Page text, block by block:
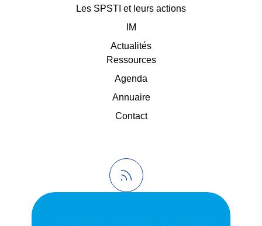
Les SPSTI et leurs actions
IM
Actualités
Ressources
Agenda
Annuaire
Contact